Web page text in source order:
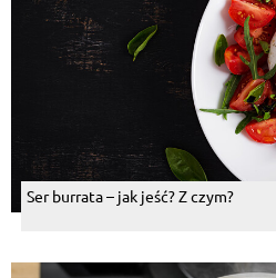
Ser burrata – jak jeść? Z czym?